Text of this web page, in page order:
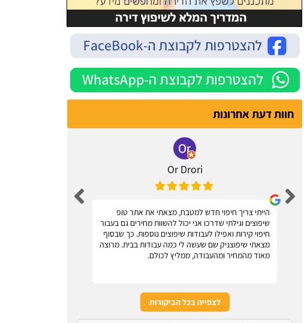
חוות דעת אחרונות
Or Drori
הייתי צריך חיפוי חדש למטבח, מצאתי את אתר טופ
שיפוצים וגילתי שדרכו אני יכול להשוות מחירים גם בעבור
חיפוי קירות ואפילו לעבודות שיפוצים נוספות. כך שבסוף
מצאתי שיפוצניק שם שעשה לי כמה עבודות בבית. מרוצה
מאוד מהמחיר ומהעבודה, ממליץ לכולם.
לצפייה בכל הביקורות